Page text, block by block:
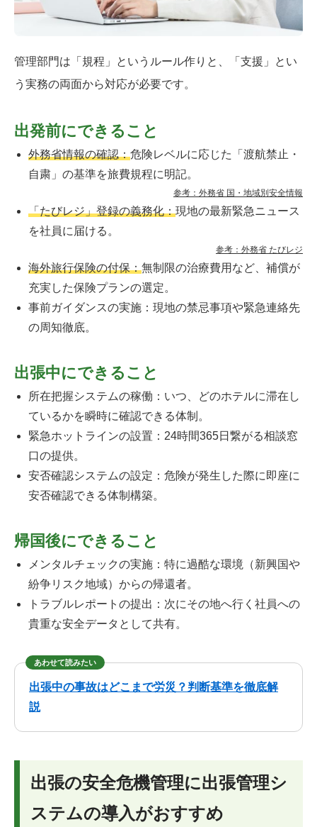
管理部門は「規程」というルール作りと、「支援」とい
う実務の両面から対応が必要です。
出発前にできること
外務省情報の確認：危険レベルに応じた「渡航禁止・
自粛」の基準を旅費規程に明記。
参考：外務省 国・地域別安全情報
「たびレジ」登録の義務化：現地の最新緊急ニュース
を社員に届ける。
参考：外務省 たびレジ
海外旅行保険の付保：無制限の治療費用など、補償が
充実した保険プランの選定。
事前ガイダンスの実施：現地の禁忌事項や緊急連絡先
の周知徹底。
出張中にできること
所在把握システムの稼働：いつ、どのホテルに滞在し
ているかを瞬時に確認できる体制。
緊急ホットラインの設置：24時間365日繋がる相談窓
口の提供。
安否確認システムの設定：危険が発生した際に即座に
安否確認できる体制構築。
帰国後にできること
メンタルチェックの実施：特に過酷な環境（新興国や
紛争リスク地域）からの帰還者。
トラブルレポートの提出：次にその地へ行く社員への
貴重な安全データとして共有。
あわせて読みたい
出張中の事故はどこまで労災？判断基準を徹底解
説
出張の安全危機管理に出張管理シ
ステムの導入がおすすめ